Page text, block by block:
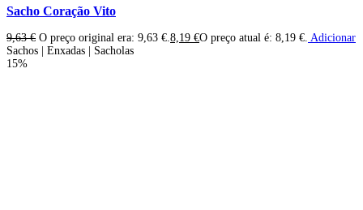
Sacho Coração Vito
9,63€ O preço original era: 9,63 €. 8,19 €O preço atual é: 8,19 €. Adicionar
Sachos | Enxadas | Sacholas
15%